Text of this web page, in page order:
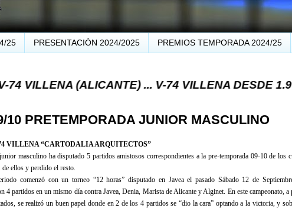
25 PRESENTACIÓN 2024/2025 PREMIOS TEMPORADA 2024/25
(ALICANTE) ... V-74 VILLENA DESDE 1.974 ... EL
10 PRETEMPORADA JUNIOR MASCULINO
VILLENA “CARTODALIA ARQUITECTOS”
masculino ha disputado 5 partidos amistosos correspondientes a la pre-temporada 09-10 de los
de ellos y perdido el resto.
comenzó con un torneo “12 horas” disputado en Javea el pasado Sábado 12 de
4 partidos en un mismo día contra Javea, Denia, Marista de Alicante y Alginet. En este campeonato, a
se realizó un buen papel donde en 2 de los 4 partidos se “dio la cara” optando a la victoria, y